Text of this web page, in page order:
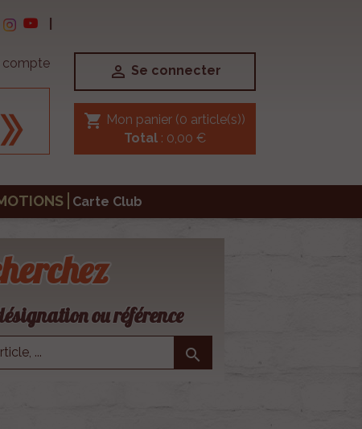
compte  Se connecter
shopping_cart Mon panier (0 article(s))
Total: 0,00 €
Carte Club
ou référence
